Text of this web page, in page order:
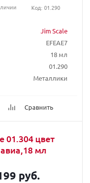
Jim Scale
EFEAE7
18 мл
01.290
Металлики
Сравнить
Код: 01.290
01.304 цвет
мл
руб.